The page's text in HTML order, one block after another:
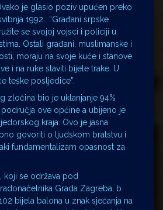
je glasio poziv upućen preko
1992.: “Građani srpske
se svojoj vojsci i policiji u
Ostali građani, muslimanske i
moraju na svoje kuće i stanove
i na ruke staviti bijele trake. U
teške posljedice”.
zločina bio je uklanjanje 94%
područja ove općine a ubijeno je
kraja. Ovo je jasna
govoriti o ljudskom bratstvu i
fundamentalizam opasnost za
koji se održava pod
Grada Zagreba, b
bijela balona u znak sjećanja na